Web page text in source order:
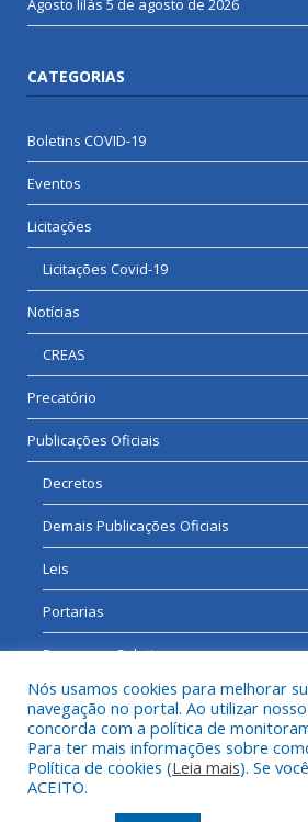
Agosto lilás 5 de agosto de 2026
CATEGORIAS
Boletins COVID-19
Eventos
Licitações
Licitações Covid-19
Notícias
CREAS
Precatório
Publicações Oficiais
Decretos
Demais Publicações Oficiais
Leis
Portarias
Processos Seletivos
Todos os direitos reservados a
do Norte.
Nós usamos cookies para melhorar
navegação no portal. Ao utilizar
concorda com a política de
Para ter mais informações sobre
Política de cookies (Leia mais). Se
ACEITO.